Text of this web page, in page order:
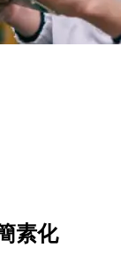
素化